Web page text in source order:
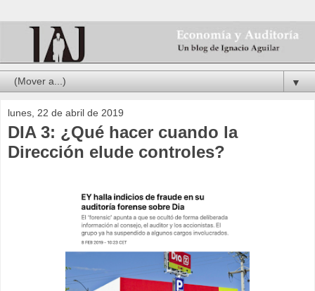
▼
lunes, 22 de abril de 2019
DIA 3: ¿Qué hacer cuando la
Dirección elude controles?